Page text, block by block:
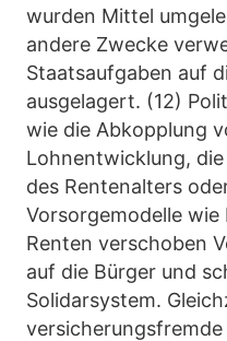
wurden Mittel
andere Zwecke
Staatsaufgaben auf
ausgelagert. (12)
wie die Abkopplung
Lohnentwicklung,
des Rentenalters
Vorsorgemodelle wie
Renten verschoben
auf die Bürger und
Solidarsystem.